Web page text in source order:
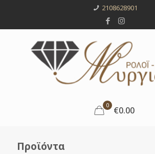
2108628901
0 €0.00
Προϊόντα